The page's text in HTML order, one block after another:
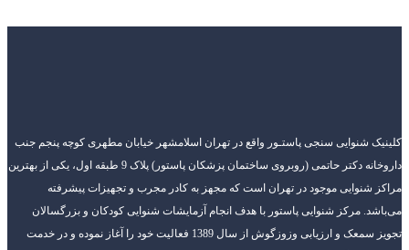
کلینیک شنوایی سنجی پاستـور واقع در تهران اسلامشهر خیابان مطهری کوچه پنجم جنب
داروخانه دکتر حاتمی (روبروی ساختمان پزشکان پاستور) پلاک 9 طبقه اول، یکی از بهترین
مراکز شنوایی موجود در تهران است که مجهز به کادر مجرب و تجهیزات پیشرفته
می‌باشد. مرکز شنوایی پاستور با هدف انجام آزمایشات شنوایی کودکان و بزرگسالان
تجویز سمعک و ارزیابی وزوزگوش از سال 1389 فعالیت خود را آغاز نموده و در خدمت